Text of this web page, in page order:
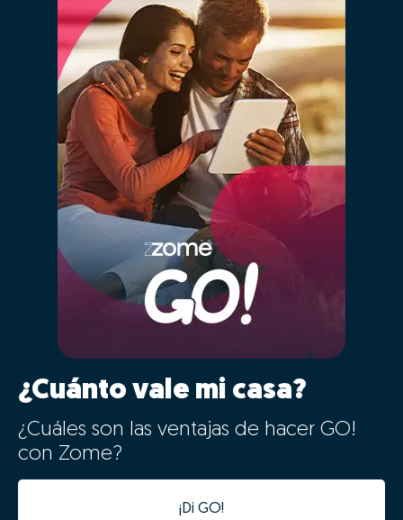
¿Cuánto vale mi casa?
¿Cuáles son las ventajas de hacer GO!
con Zome?
¡Di GO!